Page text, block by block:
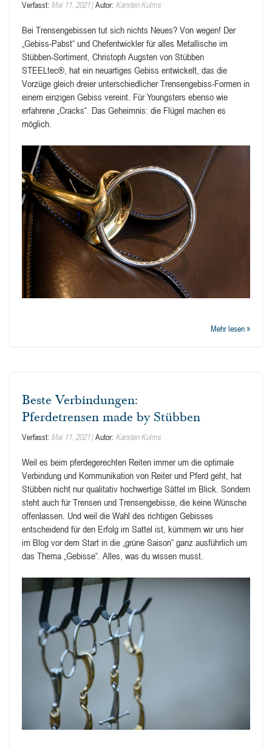
Verfasst: Mai 11, 2021 Autor: Karsten Kulms
Bei Trensengebissen tut sich nichts Neues? Von wegen! Der
„Gebiss-Pabst“ und Chefentwickler für alles Metallische im
Stübben-Sortiment, Christoph Augsten von Stübben
STEELtec®, hat ein neuartiges Gebiss entwickelt, das die
Vorzüge gleich dreier unterschiedlicher Trensengebiss-Formen in
einem einzigen Gebiss vereint. Für Youngsters ebenso wie
erfahrene „Cracks“. Das Geheimnis: die Flügel machen es
möglich.
Mehr lesen »
Beste Verbindungen:
Pferdetrensen made by Stübben
Verfasst: Mai 11, 2021 Autor: Karsten Kulms
Weil es beim pferdegerechten Reiten immer um die optimale
Verbindung und Kommunikation von Reiter und Pferd geht, hat
Stübben nicht nur qualitativ hochwertige Sättel im Blick. Sondern
steht auch für Trensen und Trensengebisse, die keine Wünsche
offenlassen. Und weil die Wahl des richtigen Gebisses
entscheidend für den Erfolg im Sattel ist, kümmern wir uns hier
im Blog vor dem Start in die „grüne Saison“ ganz ausführlich um
das Thema „Gebisse“. Alles, was du wissen musst.